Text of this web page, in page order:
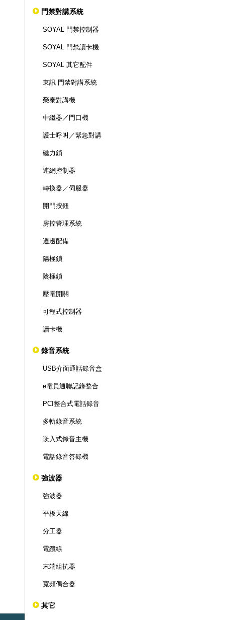
門禁對講系統
SOYAL 門禁控制器
SOYAL 門禁讀卡機
SOYAL 其它配件
東訊 門禁對講系統
榮泰對講機
中繼器／門口機
護士呼叫／緊急對講
磁力鎖
連網控制器
轉換器／伺服器
開門按鈕
房控管理系統
週邊配備
陽極鎖
陰極鎖
壓電開關
可程式控制器
讀卡機
錄音系統
USB介面通話錄音盒
e電員通聯記錄整合
PCI整合式電話錄音
多軌錄音系統
崁入式錄音主機
電話錄音答錄機
強波器
強波器
平板天線
分工器
電纜線
末端組抗器
寬頻偶合器
其它